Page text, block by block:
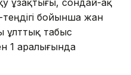
теңдігі бойынша жан
ұлттық табыс
1 аралығында